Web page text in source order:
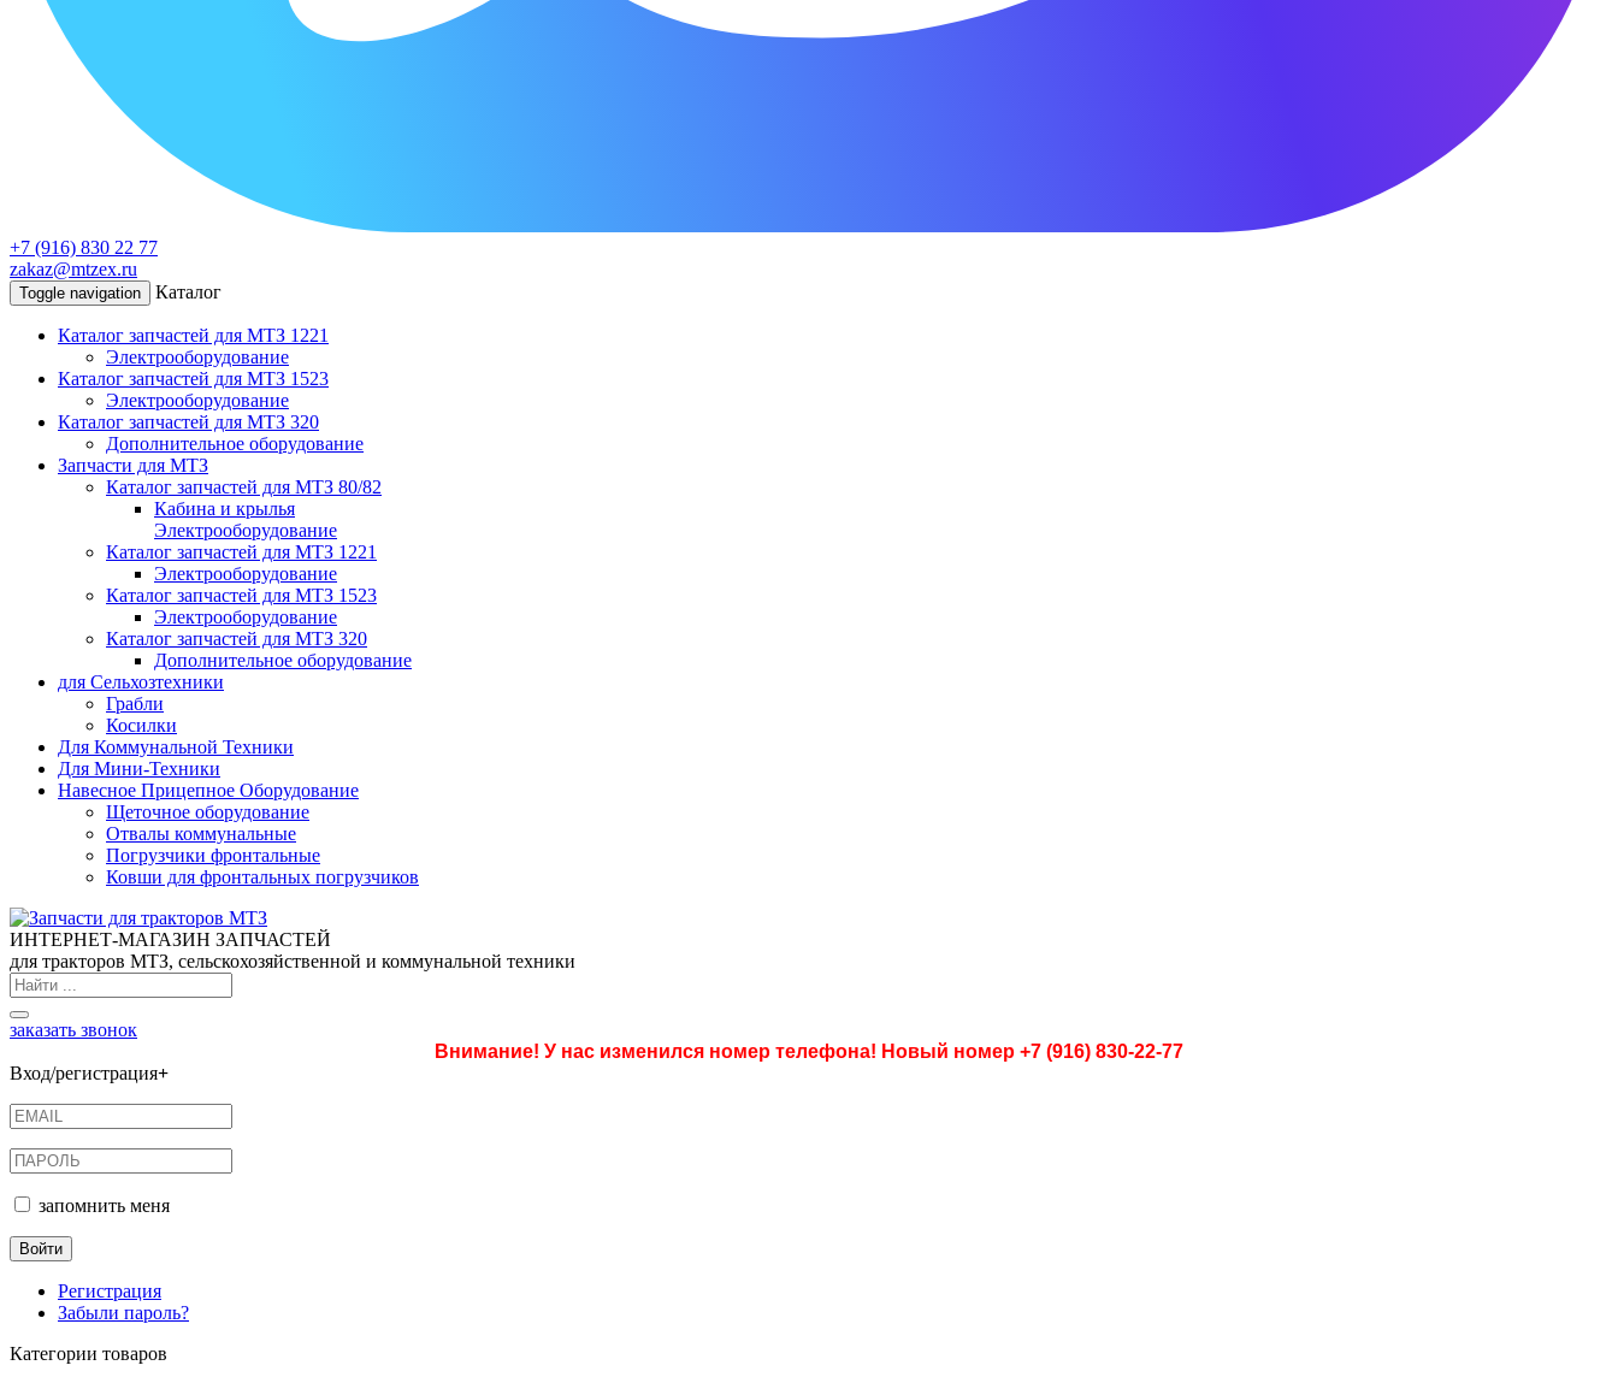
+7 (916) 830 22 77
zakaz@mtzex.ru
Toggle navigation Каталог
Каталог запчастей для МТЗ 1221
Электрооборудование
Каталог запчастей для МТЗ 1523
Электрооборудование
Каталог запчастей для МТЗ 320
Дополнительное оборудование
Запчасти для МТЗ
Каталог запчастей для МТЗ 80/82
Кабина и крылья
Электрооборудование
Каталог запчастей для МТЗ 1221
Электрооборудование
Каталог запчастей для МТЗ 1523
Электрооборудование
Каталог запчастей для МТЗ 320
Дополнительное оборудование
для Сельхозтехники
Грабли
Косилки
Для Коммунальной Техники
Для Мини-Техники
Навесное Прицепное Оборудование
Щеточное оборудование
Отвалы коммунальные
Погрузчики фронтальные
Ковши для фронтальных погрузчиков
ИНТЕРНЕТ-МАГАЗИН ЗАПЧАСТЕЙ
для тракторов МТЗ, сельскохозяйственной и коммунальной техники
заказать звонок
Внимание! У нас изменился номер телефона! Новый номер +7 (916) 830-22-77
Вход/регистрация+
запомнить меня
Регистрация
Забыли пароль?
Категории товаров